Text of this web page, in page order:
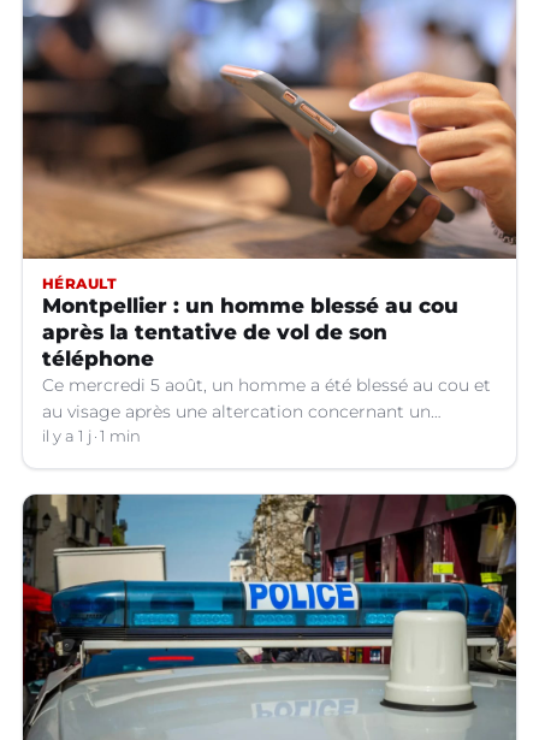
HÉRAULT
Montpellier : un homme blessé au cou
après la tentative de vol de son
téléphone
Ce mercredi 5 août, un homme a été blessé au cou et
au visage après une altercation concernant un
téléphone portable à Montpellier (Hérault).
il y a 1 j 1 min